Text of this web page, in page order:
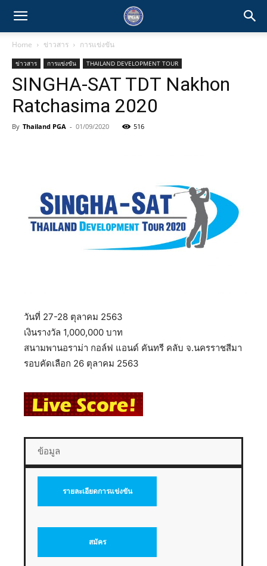
Home ข่าวสาร การแข่งขัน
ข่าวสาร การแข่งขัน THAILAND DEVELOPMENT TOUR
SINGHA-SAT TDT Nakhon
Ratchasima 2020
By Thailand PGA - 01/09/2020 516
วันที่ 27-28 ตุลาคม 2563
เงินรางวัล 1,000,000 บาท
สนามพานอราม่า กอล์ฟ แอนด์ คันทรี คลับ จ.นครราชสีมา
รอบคัดเลือก 26 ตุลาคม 2563
ข้อมูล
รายละเอียดการแข่งขัน
สมัคร